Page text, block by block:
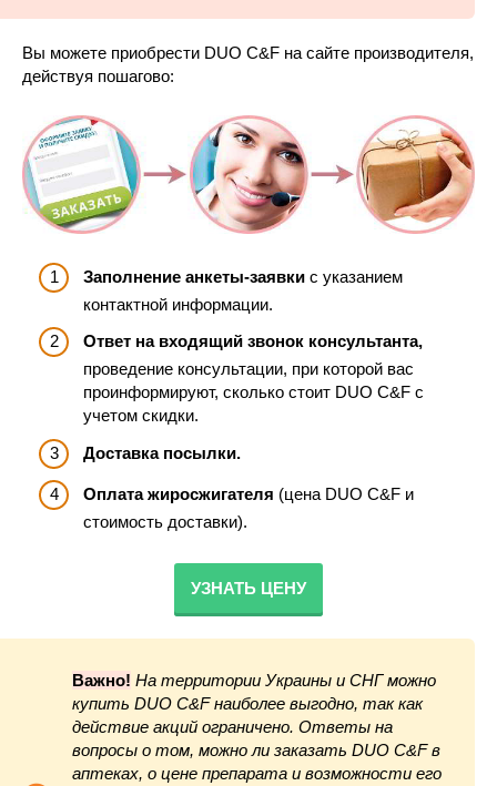
Вы можете приобрести DUO C&F на сайте производителя,
действуя пошагово:
Заполнение анкеты-заявки с указанием
контактной информации.
Ответ на входящий звонок консультанта,
проведение консультации, при которой вас
проинформируют, сколько стоит DUO C&F с
учетом скидки.
Доставка посылки.
Оплата жиросжигателя (цена DUO C&F и
стоимость доставки).
УЗНАТЬ ЦЕНУ
Важно! На территории Украины и СНГ можно
купить DUO C&F наиболее выгодно, так как
действие акций ограничено. Ответы на
вопросы о том, можно ли заказать DUO C&F в
аптеках, о цене препарата и возможности его